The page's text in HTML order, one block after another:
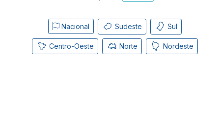
Nacional Sudeste Sul
Centro-Oeste Norte Nordeste